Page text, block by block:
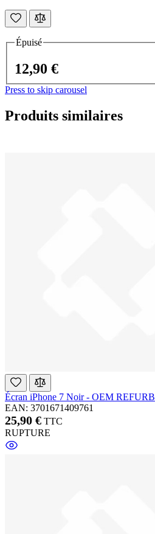
Épuisé
12,90 €
Press to skip carousel
Produits similaires
Écran iPhone 7 Noir - OEM REFURB
EAN: 3701671409761
25,90 € TTC
RUPTURE